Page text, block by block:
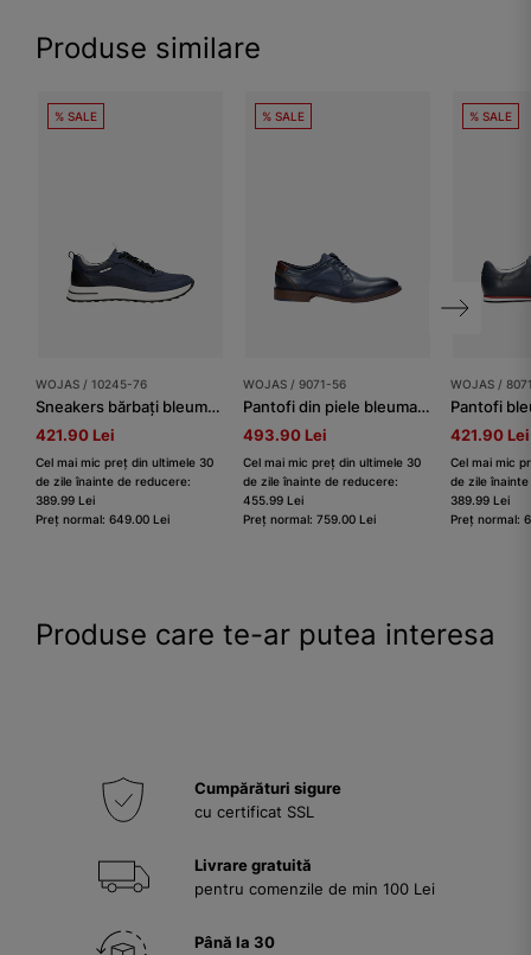
Produse similare
% SALE
WOJAS / 10245-76
Sneakers bărbați bleumarin pe talpă contrastantă
421.90 Lei
Cel mai mic preț din ultimele 30
de zile înainte de reducere:
389.99 Lei
Preț normal: 649.00 Lei
% SALE
WOJAS / 9071-56
Pantofi din piele bleumarin bărbați
493.90 Lei
Cel mai mic preț din ultimele 30
de zile înainte de reducere:
455.99 Lei
Preț normal: 759.00 Lei
% SALE
WOJAS /
421.90 Lei
Cel mai mic
de zile
389.99 Lei
Preț normal:
Produse care te-ar putea interesa
Cumpărături sigure
cu certificat SSL
Livrare gratuită
pentru comenzile de min 100 Lei
Până la 30